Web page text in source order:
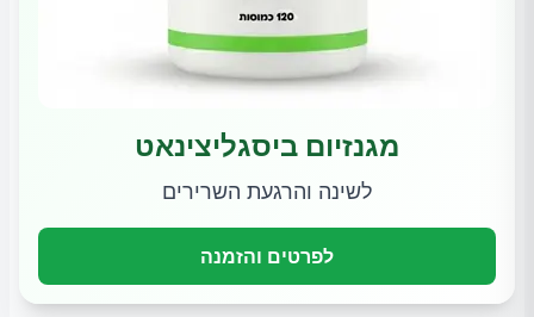
מגנזיום ביסגליצינאט
לשינה והרגעת השרירים
לפרטים והזמנה